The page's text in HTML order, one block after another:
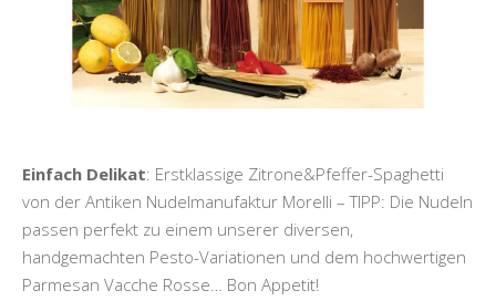
Einfach Delikat: Erstklassige Zitrone&Pfeffer-Spaghetti
von der Antiken Nudelmanufaktur Morelli – TIPP: Die Nudeln
passen perfekt zu einem unserer diversen,
handgemachten Pesto-Variationen und dem hochwertigen
Parmesan Vacche Rosse… Bon Appetit!